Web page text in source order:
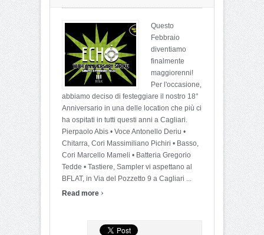
Questo
Febbraio
diventiamo
finalmente
maggiorenni!
Per l'occasione,
abbiamo deciso di festeggiare il nostro 18°
Anniversario in una delle location che più ci
ha ospitati in tutti questi anni a Cagliari.
Pierpaolo Abis • Voce Antonello Deriu •
Chitarra, Cori Massimiliano Pichiri • Basso,
Cori Marcello Mameli • Batteria Gregorio
Tedde • Tastiere, Sampler vi aspettano al
BFLAT, in Via del Pozzetto 9 a Cagliari ...
Read more ›